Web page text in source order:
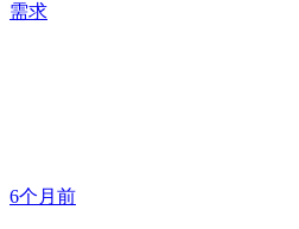
需求
6个月前